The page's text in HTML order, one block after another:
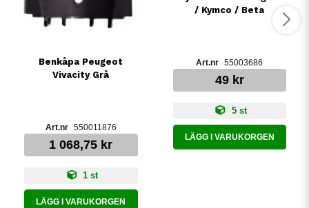
Benkåpa Peugeot
Vivacity Grå
550011876
1 068,75 kr
1 st
LÄGG I VARUKORGEN
/ Kymco / Beta
55003686
49 kr
5 st
LÄGG I VARUKORGEN